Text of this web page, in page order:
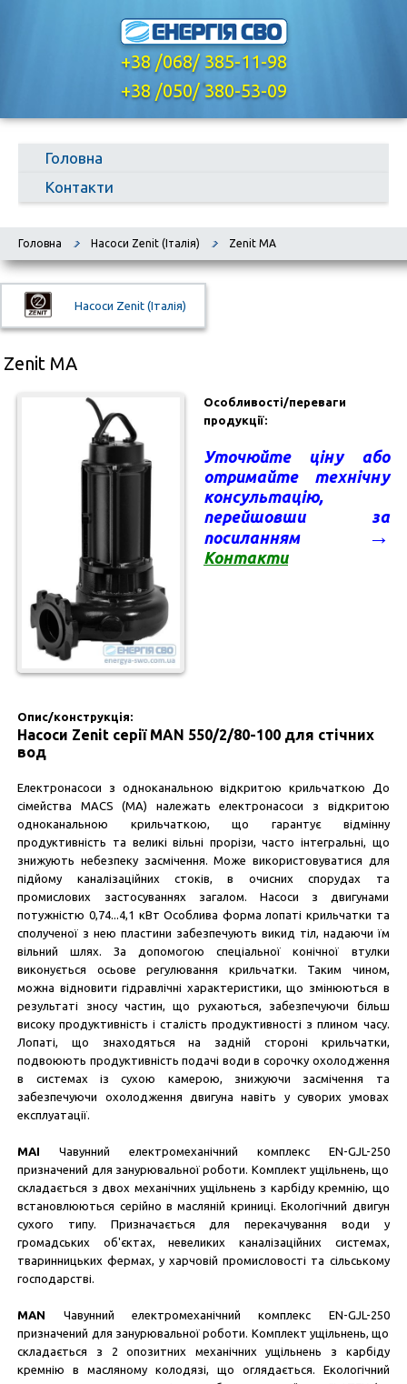
+38 /068/ 385-11-98
,
+38 /050/ 380-53-09
Головна
Контакти
Головна Насоси Zenit (Італія) Zenit MA
Насоси Zenit (Італія)
Zenit MA
Особливості/переваги
продукції:
Уточюйте ціну або
отримайте технічну
консультацію,
перейшовши за
посиланням
→
Контакти
Опис/конструкція:
Насоси Zenit серії MAN 550/2/80-100 для стічних
вод
Електронасоси з одноканальною відкритою крильчаткою До
сімейства MACS (МА) належать електронасоси з відкритою
одноканальною крильчаткою, що гарантує відмінну
продуктивність та великі вільні прорізи, часто інтегральні, що
знижують небезпеку засмічення. Може використовуватися для
підйому каналізаційних стоків, в очисних спорудах та
промислових застосуваннях загалом. Насоси з двигунами
потужністю 0,74...4,1 кВт Особлива форма лопаті крильчатки та
сполученої з нею пластини забезпечують викид тіл, надаючи їм
вільний шлях. За допомогою спеціальної конічної втулки
виконується осьове регулювання крильчатки. Таким чином,
можна відновити гідравлічні характеристики, що змінюються в
результаті зносу частин, що рухаються, забезпечуючи більш
високу продуктивність і сталість продуктивності з плином часу.
Лопаті, що знаходяться на задній стороні крильчатки,
подвоюють продуктивність подачі води в сорочку охолодження
в системах із сухою камерою, знижуючи засмічення та
забезпечуючи охолодження двигуна навіть у суворих умовах
експлуатації.
MAI
Чавунний електромеханічний комплекс EN-GJL-250
призначений для занурювальної роботи. Комплект ущільнень, що
складається з двох механічних ущільнень з карбіду кремнію, що
встановлюються серійно в масляній криниці. Екологічний двигун
сухого типу. Призначається для перекачування води у
громадських об'єктах, невеликих каналізаційних системах,
тваринницьких фермах, у харчовій промисловості та сільському
господарстві.
MAN
Чавунний електромеханічний комплекс EN-GJL-250
призначений для занурювальної роботи. Комплект ущільнень, що
складається з 2 опозитних механічних ущільнень з карбіду
кремнію в масляному колодязі, що оглядається. Екологічний